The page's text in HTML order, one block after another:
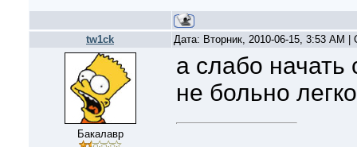
tw1ck Дата: Вторник, 2010-06-15, 3:53 AM
Бакалавр
а слабо начать
не больно